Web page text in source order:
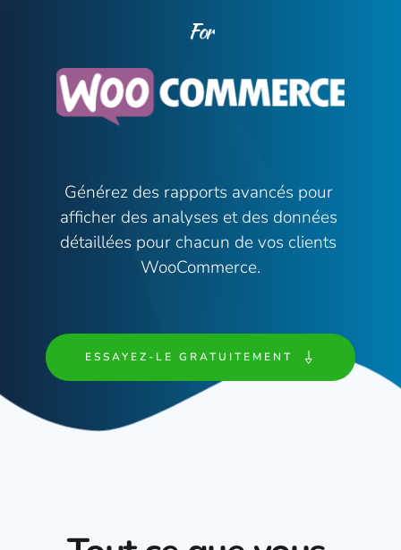
For
Générez des rapports avancés pour
afficher des analyses et des données
détaillées pour chacun de vos clients
WooCommerce.
ESSAYEZ-LE GRATUITEMENT